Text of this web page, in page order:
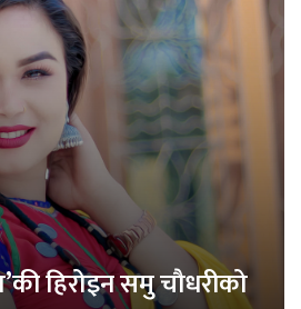
हिरोइन समु चौधरीको